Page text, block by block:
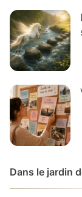
Dans le jardin